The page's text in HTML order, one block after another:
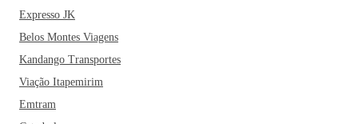
Se você está planejando adquirir uma passagem para viajar
pra Cascavel, não pode deixar de inserir um passeio pelo
Parque Ecológico Paulo Gorski, o Zoológico Municipal de
Cascavel, o Teatro Municipal e a Ponte Molhada. Dentre os
Expresso JK
Belos Montes Viagens
Kandango Transportes
Viação Itapemirim
Emtram